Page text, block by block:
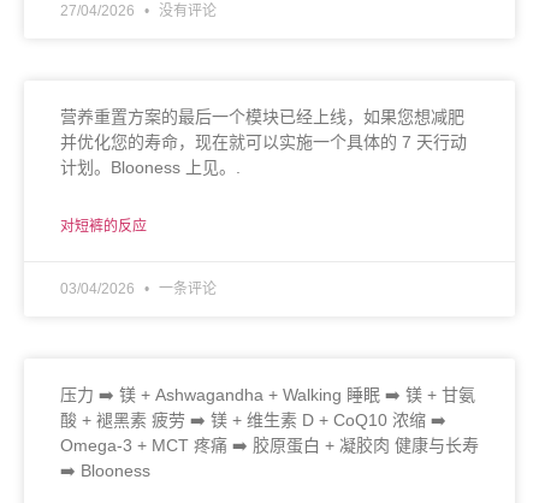
27/04/2026 没有评论
营养重置方案的最后一个模块已经上线，如果您想减肥
并优化您的寿命，现在就可以实施一个具体的 7 天行动
计划。Blooness 上见。.
对短裤的反应
03/04/2026 一条评论
压力 ➡️ 镁 + Ashwagandha + Walking 睡眠 ➡️ 镁 + 甘氨
酸 + 褪黑素 疲劳 ➡️ 镁 + 维生素 D + CoQ10 浓缩 ➡️
Omega-3 + MCT 疼痛 ➡️ 胶原蛋白 + 凝胶肉 健康与长寿
➡️ Blooness